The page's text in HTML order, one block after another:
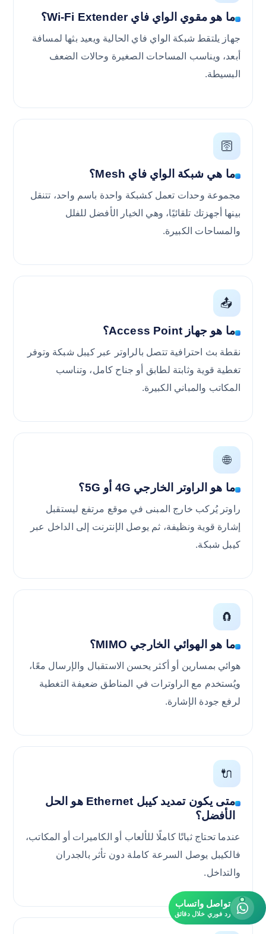
ما هو مقوي الواي فاي Wi-Fi Extender؟
جهاز يلتقط شبكة الواي فاي الحالية ويعيد بثها لمسافة
أبعد، ويناسب المساحات الصغيرة وحالات الضعف
البسيطة.
🛜
ما هي شبكة الواي فاي Mesh؟
مجموعة وحدات تعمل كشبكة واحدة باسم واحد، تتنقل
بينها أجهزتك تلقائيًا، وهي الخيار الأفضل للفلل
والمساحات الكبيرة.
📤
ما هو جهاز Access Point؟
نقطة بث احترافية تتصل بالراوتر عبر كيبل شبكة وتوفر
تغطية قوية وثابتة لطابق أو جناح كامل، وتناسب
المكاتب والمباني الكبيرة.
🌐
ما هو الراوتر الخارجي 4G أو 5G؟
راوتر يُركب خارج المبنى في موقع مرتفع ليستقبل
إشارة قوية ونظيفة، ثم يوصل الإنترنت إلى الداخل عبر
كيبل شبكة.
🧲
ما هو الهوائي الخارجي MIMO؟
هوائي بمسارين أو أكثر يحسن الاستقبال والإرسال معًا،
ويُستخدم مع الراوترات في المناطق ضعيفة التغطية
لرفع جودة الإشارة.
🔌
متى يكون تمديد كيبل Ethernet هو الحل
الأفضل؟
عندما تحتاج ثباتًا كاملًا للألعاب أو الكاميرات أو المكاتب،
فالكيبل يوصل السرعة كاملة دون تأثر بالجدران
والتداخل.
تواصل واتساب
رد فوري خلال دقائق